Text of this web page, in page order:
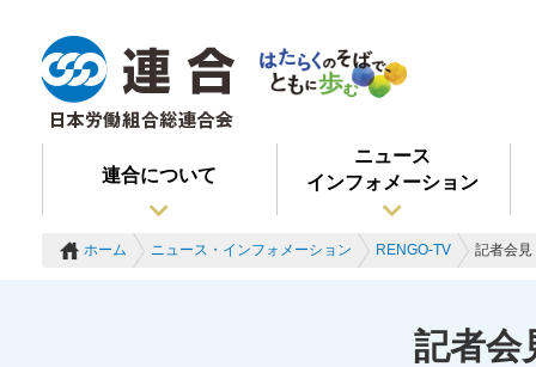
連合について
ニュース
インフォメーション
ホーム ニュース・インフォメーション RENGO-TV 記者会
記者